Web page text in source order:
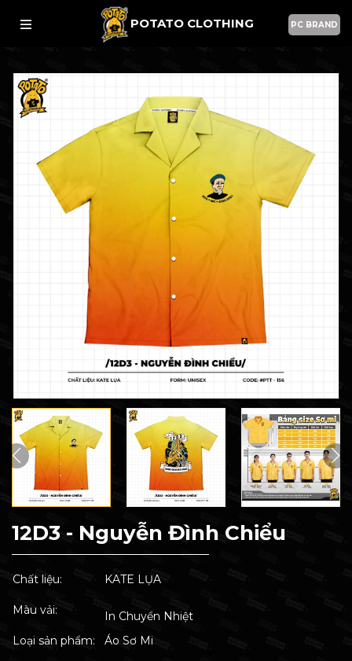
POTATO CLOTHING PC BRAND
12D3 - Nguyễn Đình Chiểu
Chất liệu: KATE LỤA
Màu vải:
In Chuyển Nhiệt
Loại sản phẩm:
Áo Sơ Mi